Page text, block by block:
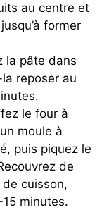
au centre et
former
la pâte dans
reposer au
le four à
moule à
puis piquez le
de
cuisson,
minutes.